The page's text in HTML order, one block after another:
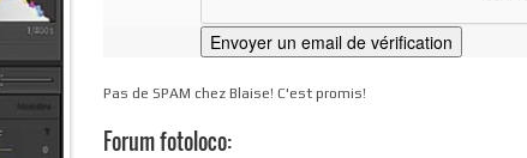
Pas de SPAM chez Blaise! C'est promis!
Forum fotoloco: